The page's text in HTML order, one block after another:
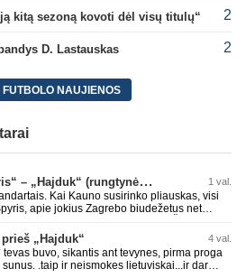
kitą sezoną kovoti dėl visų titulų“ 2
D. Lastauskas 2
FUTBOLO NAUJIENOS
Konferencijų lyga: „Žalgiris“ – „Hajduk“ (rungtynės tiesiogiai) 1 val.
Kai Kauno susirinko pliauskas, visi
apie jokius Zagrebo biudežetus net
„Hajduk“ 4 val.
buvo, sikantis ant tevynes, pirma proga
.taip ir neismokes lietuviskai...ir dar